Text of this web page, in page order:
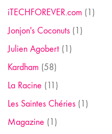
iTECHFOREVER.com (1)
Jonjon's Coconuts (1)
Julien Agobert (1)
Kardham (58)
La Racine (11)
Les Saintes Chéries (1)
Magazine (1)